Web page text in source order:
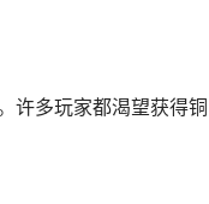
许多玩家都渴望获得铜